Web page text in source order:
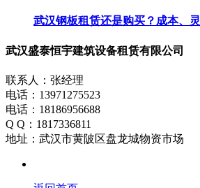
武汉钢板租赁还是购买？成本、灵
武汉盛泰恒宇建筑设备租赁有限公司
联系人：张经理
电话：13971275523
电话：18186956688
Q Q：1817336811
地址：武汉市黄陂区盘龙城物资市场